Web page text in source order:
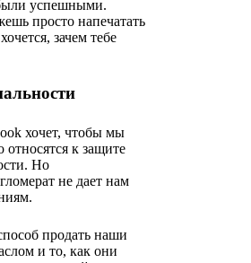
успешными.
просто напечатать
зачем тебе
хочет, чтобы мы
относятся к защите
Но
не дает нам
продать наши
и то, как они